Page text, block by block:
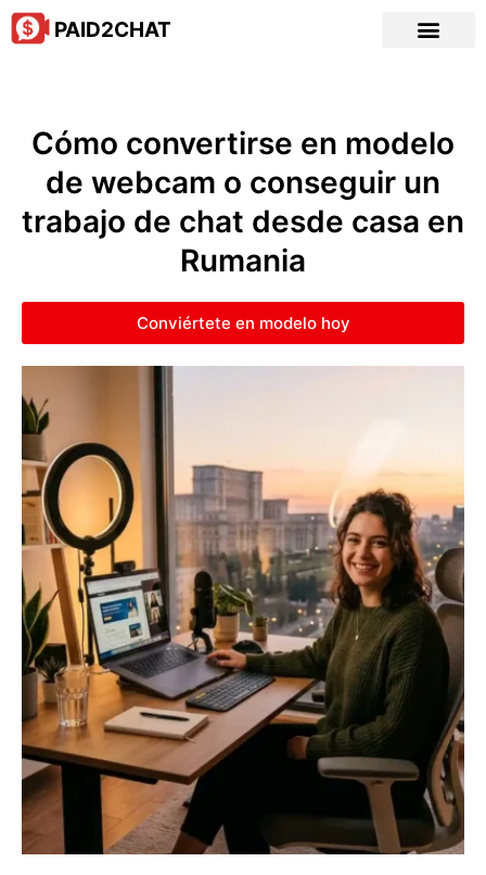
PAID2CHAT
Cómo convertirse en modelo
de webcam o conseguir un
trabajo de chat desde casa en
Rumania
Conviértete en modelo hoy